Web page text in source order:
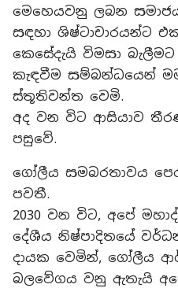
මෙහෙයවනු ලබන
සඳහා ශිෂ්ටාචාරයන්ට
කෙසේදැයි විමසා
කැඳවීම සම්බන්ධයෙන්
ස්තූතිවන්ත වෙමි.
අද වන විට ආසියාව
පසුවේ.
ගෝලීය සමබරතාවය
පවතී.
2030 වන විට, අපේ
දේශීය නිෂ්පාදිතයේ
දායක වෙමින්, ගෝලීය
බලවේගය වනු ඇතැයි